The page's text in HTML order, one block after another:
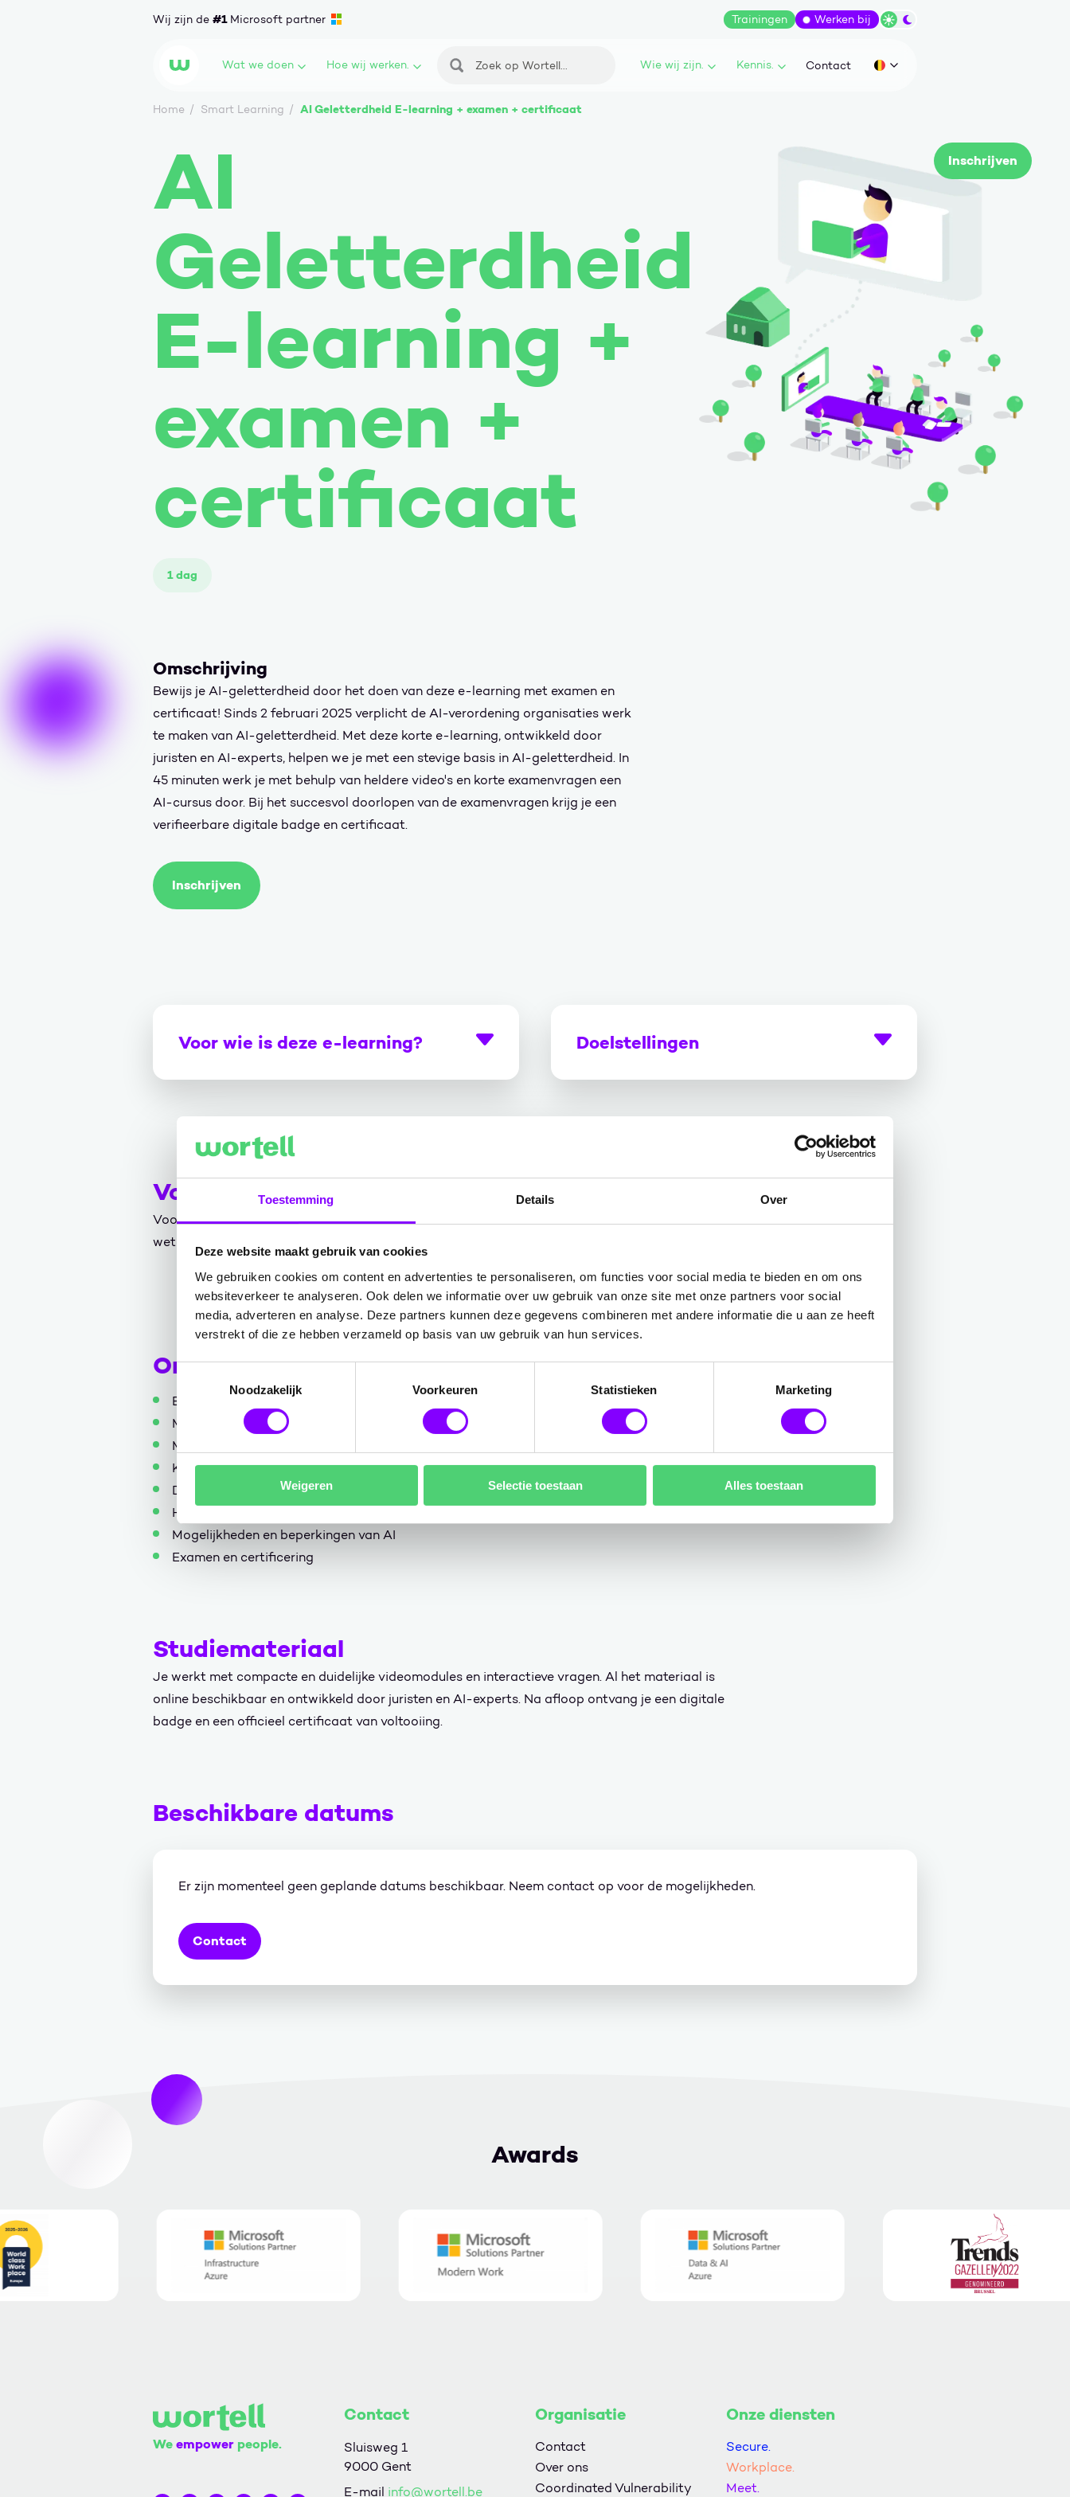
Toestemming Details Over
Deze website maakt gebruik van cookies
We gebruiken cookies om content en advertenties te personaliseren, om functies voor social media te bieden en om ons
websiteverkeer te analyseren. Ook delen we informatie over uw gebruik van onze site met onze partners voor social
media, adverteren en analyse. Deze partners kunnen deze gegevens combineren met andere informatie die u aan ze heeft
verstrekt of die ze hebben verzameld op basis van uw gebruik van hun services.
Toestemmingsselectie
Noodzakelijk
Voorkeuren Statistieken Marketing
Weigeren Selectie toestaan Alles toestaan
Wij zijn de #1Microsoft partner Trainingen Werken bij Wissel tussen dark/light modus
Wortell Wat we doen Hoe wij werken. Zoeken Wie wij zijn. Kennis. Contact Huidige taal: be
Home Smart Learning AI Geletterdheid E-learning + examen + certificaat
Inschrijven
AI
Geletterdheid
E-learning +
examen +
certificaat
1 dag
Omschrijving
Bewijs je AI-geletterdheid door het doen van deze e-learning met examen en
certificaat! Sinds 2 februari 2025 verplicht de AI-verordening organisaties werk
te maken van AI-geletterdheid. Met deze korte e-learning, ontwikkeld door
juristen en AI-experts, helpen we je met een stevige basis in AI-geletterdheid. In
45 minuten werk je met behulp van heldere video's en korte examenvragen een
AI-cursus door. Bij het succesvol doorlopen van de examenvragen krijg je een
verifieerbare digitale badge en certificaat.
Inschrijven
Voor wie is deze e-learning? Doelstellingen
Voorkennis om deze e-learning te volgen
Voor deze e-learning is geen specifieke voorkennis vereist. Iedereen met interesse in AI en
wetgeving kan deelnemen. De cursus is laagdrempelig en begrijpelijk voor een breed publiek.
Onderwerpen
Basiskennis van AI
Machine Learning en Neurale Netwerken
Maatschappelijke impact van AI
Kritisch nadenken over AI
Data privacy en AI
Herkennen van AI gegenereerde content
Mogelijkheden en beperkingen van AI
Examen en certificering
Studiemateriaal
Je werkt met compacte en duidelijke videomodules en interactieve vragen. Al het materiaal is
online beschikbaar en ontwikkeld door juristen en AI-experts. Na afloop ontvang je een digitale
badge en een officieel certificaat van voltooiing.
Beschikbare datums
Er zijn momenteel geen geplande datums beschikbaar. Neem contact op voor de mogelijkheden.
Contact
Awards
Weempower people.
Contact
Sluisweg 1
9000 Gent
E-mail info@wortell.be
Organisatie
Contact
Over ons
Coordinated Vulnerability
Onze diensten
Secure.
Workplace.
Meet.